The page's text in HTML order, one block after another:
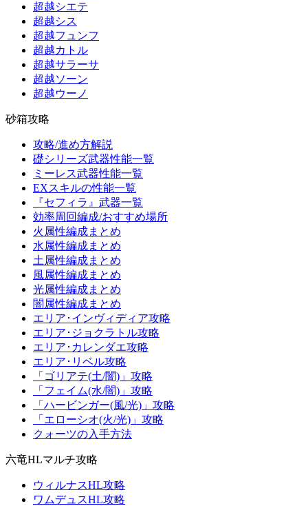
超越シエテ
超越シス
超越フュンフ
超越カトル
超越サラーサ
超越ソーン
超越ウーノ
砂箱攻略
攻略/進め方解説
礎シリーズ武器性能一覧
ミーレス武器性能一覧
EXスキルの性能一覧
『セフィラ』武器一覧
効率周回編成/おすすめ場所
火属性編成まとめ
水属性編成まとめ
土属性編成まとめ
風属性編成まとめ
光属性編成まとめ
闇属性編成まとめ
エリア･インヴィディア攻略
エリア･ジョクラトル攻略
エリア･カレンダエ攻略
エリア･リベル攻略
「ゴリアテ(土/闇)」攻略
「フェイム(水/闇)」攻略
「ハービンガー(風/光)」攻略
「エローシオ(火/光)」攻略
クォーツの入手方法
六竜HLマルチ攻略
ウィルナスHL攻略
ワムデュスHL攻略